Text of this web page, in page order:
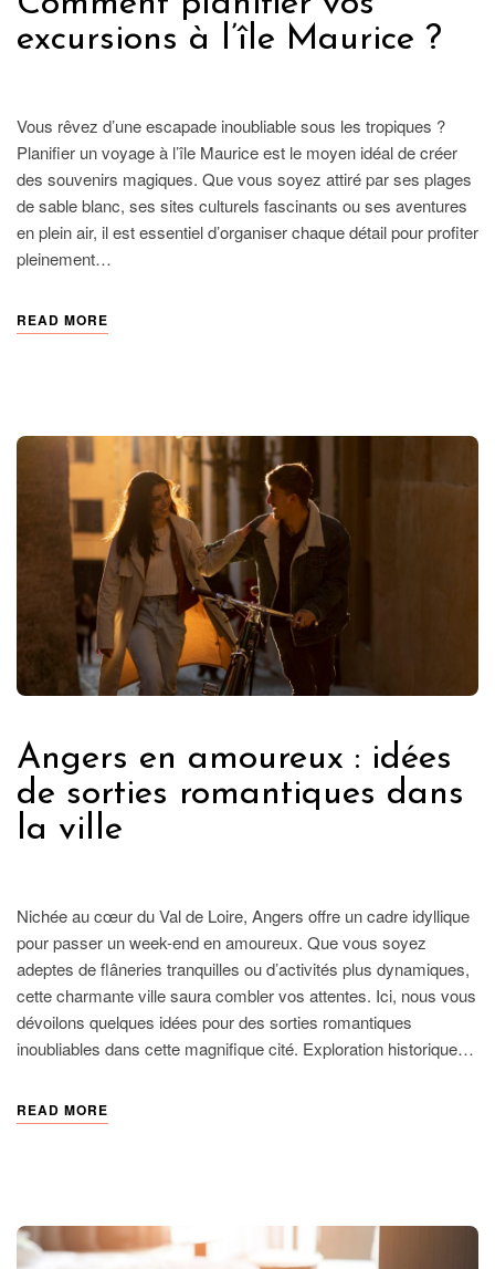
excursions à l’île Maurice ?
Vous rêvez d’une escapade inoubliable sous les tropiques ?
Planifier un voyage à l’île Maurice est le moyen idéal de créer
des souvenirs magiques. Que vous soyez attiré par ses plages
de sable blanc, ses sites culturels fascinants ou ses aventures
en plein air, il est essentiel d’organiser chaque détail pour profiter
pleinement…
READ MORE
Angers en amoureux : idées
de sorties romantiques dans
la ville
Nichée au cœur du Val de Loire, Angers offre un cadre idyllique
pour passer un week-end en amoureux. Que vous soyez
adeptes de flâneries tranquilles ou d’activités plus dynamiques,
cette charmante ville saura combler vos attentes. Ici, nous vous
dévoilons quelques idées pour des sorties romantiques
inoubliables dans cette magnifique cité. Exploration historique…
READ MORE